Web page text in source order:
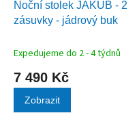
A
R
Noční stolek JAKUB - 2
zásuvky - jádrový buk
Expedujeme do 2 - 4 týdnů
7 490 Kč
Zobrazit